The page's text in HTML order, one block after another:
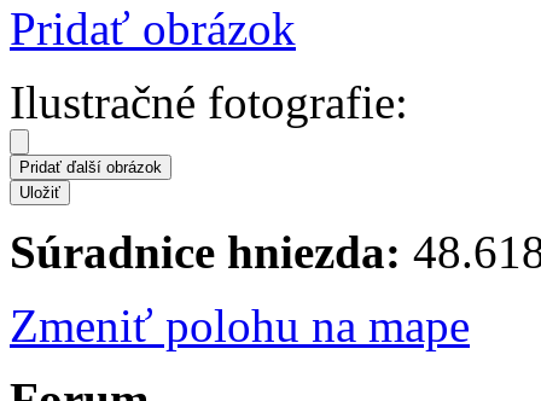
Pridať obrázok
Ilustračné fotografie:
Súradnice hniezda:
Zmeniť polohu na mape